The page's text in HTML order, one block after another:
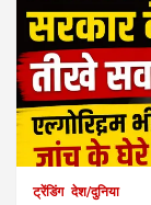
ट्रेंडिंग देश/दुनिया